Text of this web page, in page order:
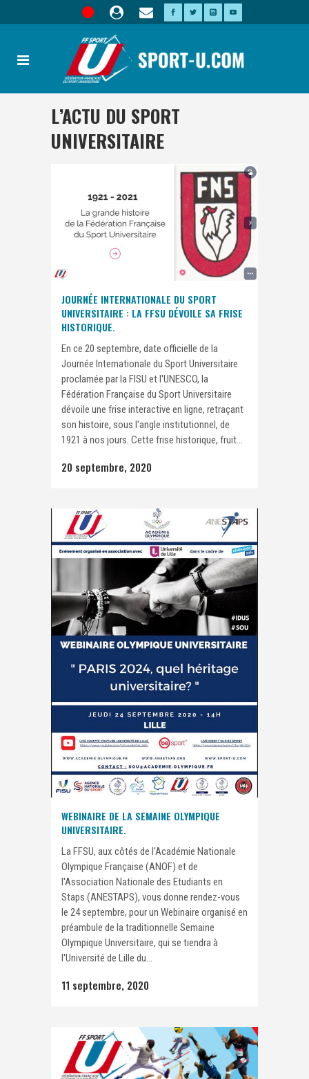
L’ACTU DU SPORT
UNIVERSITAIRE
JOURNÉE INTERNATIONALE DU SPORT
UNIVERSITAIRE : LA FFSU DÉVOILE SA FRISE
HISTORIQUE.
En ce 20 septembre, date officielle de la
Journée Internationale du Sport Universitaire
proclamée par la FISU et l'UNESCO, la
Fédération Française du Sport Universitaire
dévoile une frise interactive en ligne, retraçant
son histoire, sous l'angle institutionnel, de
1921 à nos jours. Cette frise historique, fruit...
20 septembre, 2020
WEBINAIRE DE LA SEMAINE OLYMPIQUE
UNIVERSITAIRE.
La FFSU, aux côtés de l'Académie Nationale
Olympique Française (ANOF) et de
l'Association Nationale des Etudiants en
Staps (ANESTAPS), vous donne rendez-vous
le 24 septembre, pour un Webinaire organisé en
préambule de la traditionnelle Semaine
Olympique Universitaire, qui se tiendra à
l'Université de Lille du...
11 septembre, 2020